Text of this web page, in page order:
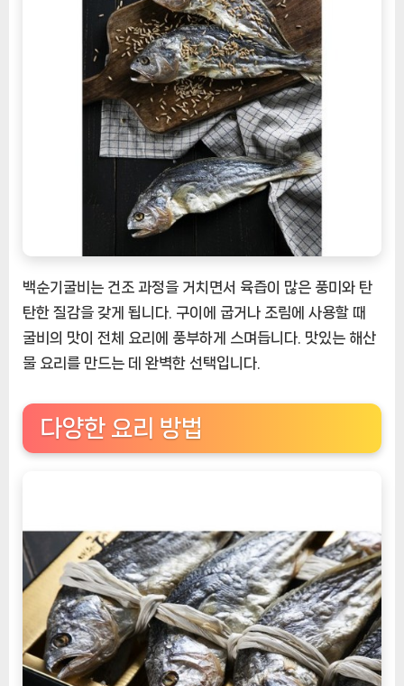
백순기굴비는 건조 과정을 거치면서 육즙이 많은 풍미와 탄
탄한 질감을 갖게 됩니다. 구이에 굽거나 조림에 사용할 때
굴비의 맛이 전체 요리에 풍부하게 스며듭니다. 맛있는 해산
물 요리를 만드는 데 완벽한 선택입니다.
다양한 요리 방법